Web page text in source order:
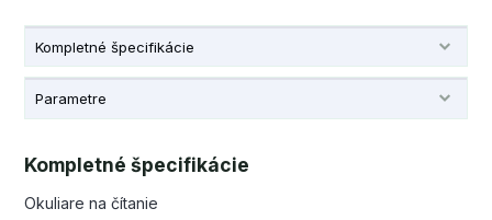
Kompletné špecifikácie
Parametre
Kompletné špecifikácie
Okuliare na čítanie